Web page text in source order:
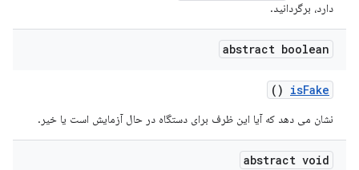
دارد، برگردانید.
abstract boolean
isFake
()
نشان می دهد که آیا این ظرف برای دستگاه در حال آزمایش است یا خیر.
abstract void